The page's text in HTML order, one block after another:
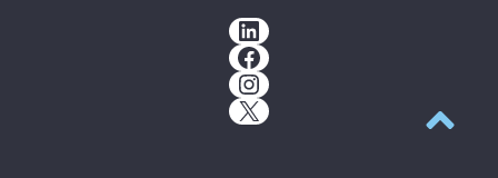
LinkedIn
Facebook
Instagram
X
Takaisin